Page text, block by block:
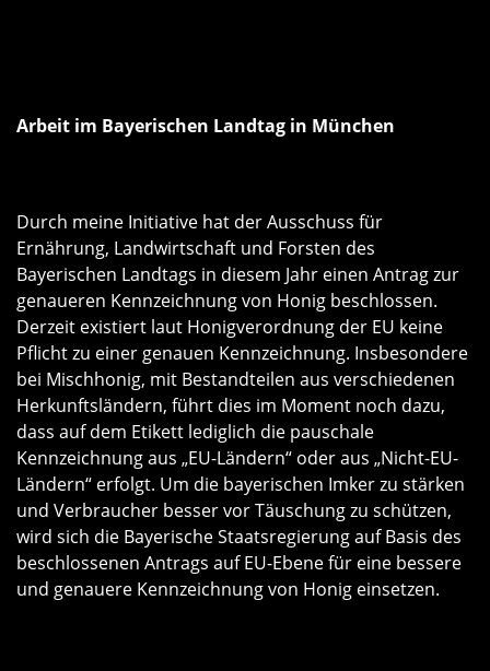
Arbeit im Bayerischen Landtag in München
Durch meine Initiative hat der Ausschuss für
Ernährung, Landwirtschaft und Forsten des
Bayerischen Landtags in diesem Jahr einen Antrag zur
genaueren Kennzeichnung von Honig beschlossen.
Derzeit existiert laut Honigverordnung der EU keine
Pflicht zu einer genauen Kennzeichnung. Insbesondere
bei Mischhonig, mit Bestandteilen aus verschiedenen
Herkunftsländern, führt dies im Moment noch dazu,
dass auf dem Etikett lediglich die pauschale
Kennzeichnung aus „EU-Ländern“ oder aus „Nicht-EU-
Ländern“ erfolgt. Um die bayerischen Imker zu stärken
und Verbraucher besser vor Täuschung zu schützen,
wird sich die Bayerische Staatsregierung auf Basis des
beschlossenen Antrags auf EU-Ebene für eine bessere
und genauere Kennzeichnung von Honig einsetzen.